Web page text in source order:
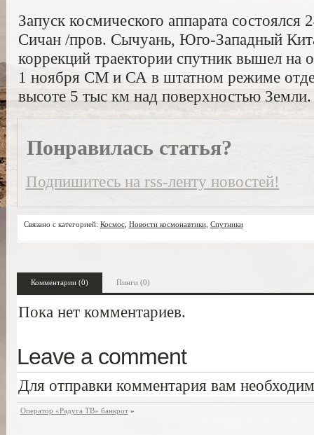
Запуск космического аппарата
Сичан /пров. Сычуань, Юго-Западный
коррекций траектории спутник вышел на
1 ноября СМ и СА в штатном режиме
высоте 5 тыс км над поверхностью Земли.
Понравилась статья?
Подпишитесь на rss-ленту новостей!
Связано с категорией: Космос, Новости космонавтики, Спутники
Комментарии (0) Пинги (0)
Пока нет комментариев.
Leave a comment
Для отправки комментария вам
Оператор «Радуга ТВ» банкрот»